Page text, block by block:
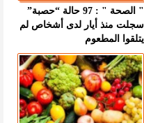
" الصحة " : 97 حالة “حصبة”
سجلت منذ أيار لدى أشخاص لم
يتلقوا المطعوم